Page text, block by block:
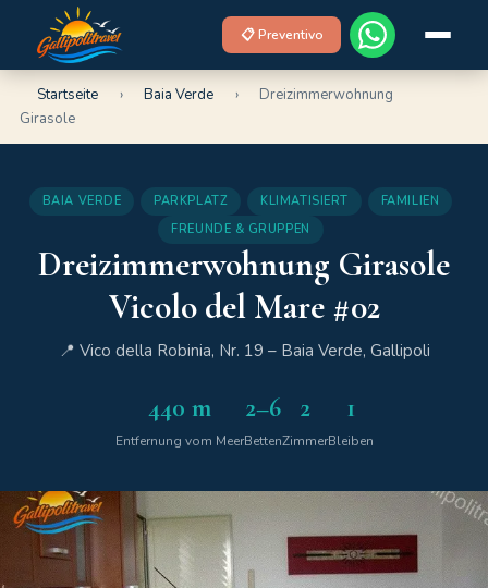
📋 Preventivo
Startseite › Baia Verde ›
Dreizimmerwohnung
Girasole
BAIA VERDE PARKPLATZ KLIMATISIERT
FAMILIEN
FREUNDE & GRUPPEN
Dreizimmerwohnung Girasole
Vicolo del Mare #02
📍 Vico della Robinia, Nr. 19 – Baia Verde, Gallipoli
440 m
Entfernung vom Meer
2–6
Betten
2
Zimmer
1
Bleiben